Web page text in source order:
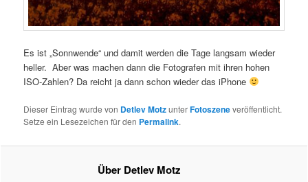
Es ist „Sonnwende“ und damit werden die Tage langsam wieder
heller. Aber was machen dann die Fotografen mit ihren hohen
ISO-Zahlen? Da reicht ja dann schon wieder das iPhone
Dieser Eintrag wurde von Detlev MotzunterFotoszeneveröffentlicht.
Setze ein Lesezeichen für den Permalink.
Über Detlev Motz